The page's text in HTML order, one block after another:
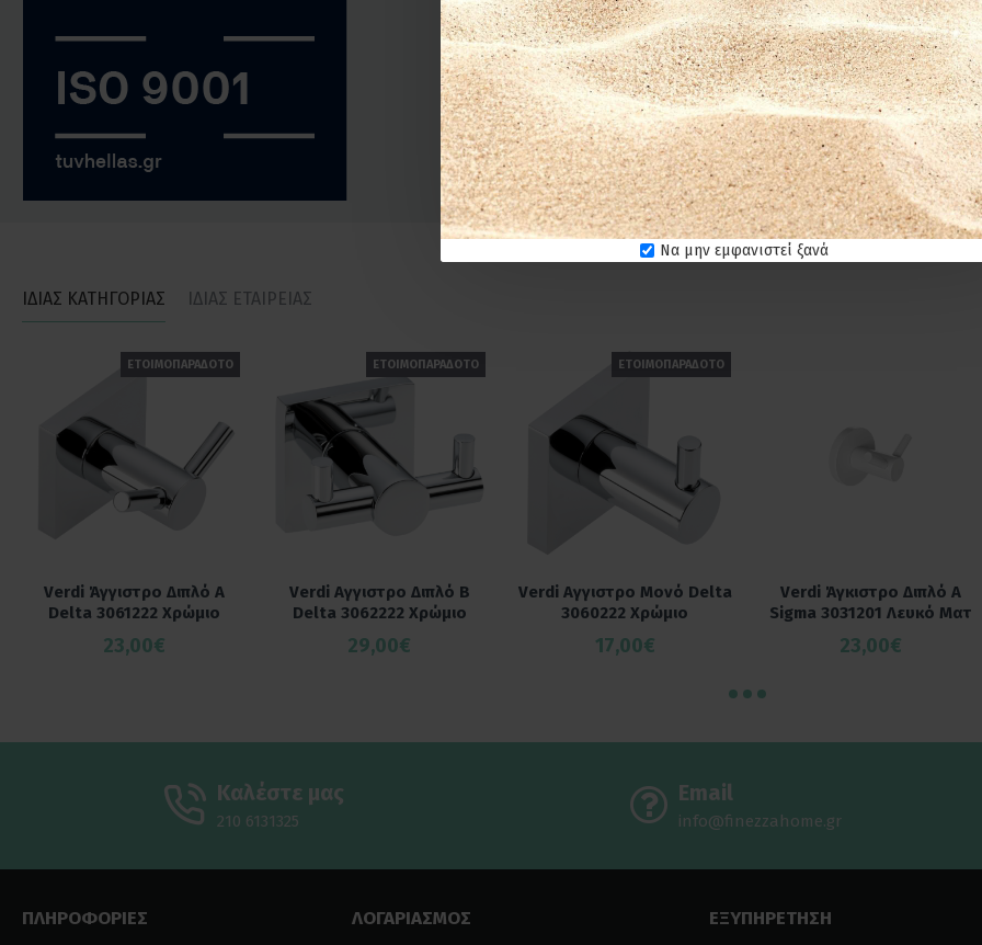
Να μην εμφανιστεί ξανά
ΙΔΙΑΣ ΚΑΤΗΓΟΡΙΑΣ ΙΔΙΑΣ ΕΤΑΙΡΕΙΑΣ
ΕΤΟΙΜΟΠΑΡΑΔΟΤΟ
Verdi Άγγιστρο Διπλό Α
Delta 3061222 Χρώμιο
23,00€
ΕΤΟΙΜΟΠΑΡΑΔΟΤΟ
Verdi Αγγιστρο Διπλό Β
Delta 3062222 Χρώμιο
29,00€
ΕΤΟΙΜΟΠΑΡΑΔΟΤΟ
Verdi Αγγιστρο Μονό Delta
3060222 Χρώμιο
17,00€
Verdi Άγκιστρο Διπλό Α
Sigma 3031201 Λευκό Ματ
23,00€
Καλέστε μας
210 6131325
Email
info@finezzahome.gr
ΠΛΗΡΟΦΟΡΙΕΣ ΛΟΓΑΡΙΑΣΜΟΣ ΕΞΥΠΗΡΕΤΗΣΗ